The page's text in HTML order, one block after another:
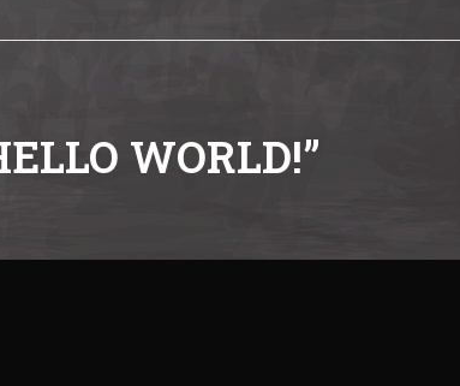
WORLD!”